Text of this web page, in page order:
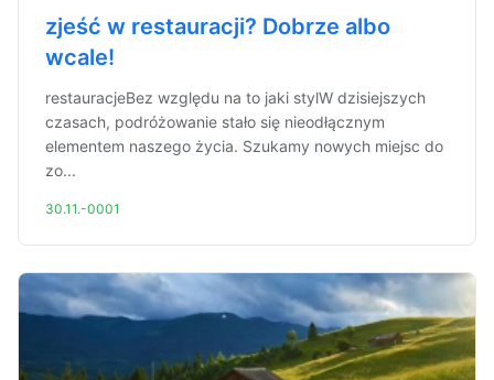
zjeść w restauracji? Dobrze albo
wcale!
restauracjeBez względu na to jaki stylW dzisiejszych
czasach, podróżowanie stało się nieodłącznym
elementem naszego życia. Szukamy nowych miejsc do
zo...
30.11.-0001